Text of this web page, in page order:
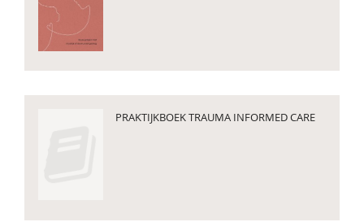
PRAKTIJKBOEK TRAUMA INFORMED CARE